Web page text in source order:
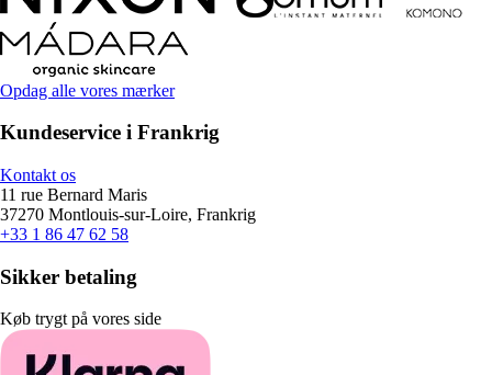
Opdag alle vores mærker
Kundeservice i Frankrig
Kontakt os
11 rue Bernard Maris
37270 Montlouis-sur-Loire, Frankrig
+33 1 86 47 62 58
Sikker betaling
Køb trygt på vores side